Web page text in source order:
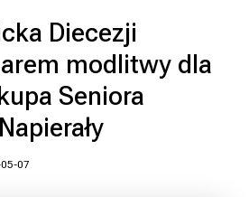
Diecezji
modlitwy dla
Seniora
07